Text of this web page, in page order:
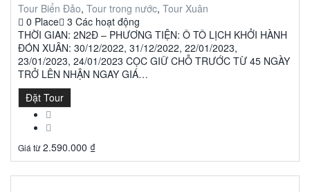
Tour Biển Đảo, Tour trong nước, Tour Xuân
0 Place 3 Các hoạt động
THỜI GIAN: 2N2Đ – PHƯƠNG TIỆN: Ô TÔ LỊCH KHỞI HÀNH
ĐÓN XUÂN: 30/12/2022, 31/12/2022, 22/01/2023,
23/01/2023, 24/01/2023 CỌC GIỮ CHỖ TRƯỚC TỪ 45 NGÀY
TRỞ LÊN NHẬN NGAY GIÁ…
Đặt Tour
Giá từ 2.590.000 ₫